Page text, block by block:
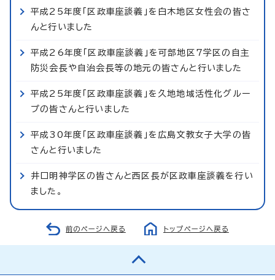
平成25年度「区政車座談義」を白木地区女性会の皆さ
んと行いました
平成26年度「区政車座談義」を可部地区7学区の自主
防災会長や自治会長等の地元の皆さんと行いました
平成25年度「区政車座談義」を久地地域活性化グルー
プの皆さんと行いました
平成30年度「区政車座談義」を広島文教女子大学の皆
さんと行いました
井口明神学区の皆さんと西区長が区政車座談義を行い
ました。
前のページへ戻る トップページへ戻る